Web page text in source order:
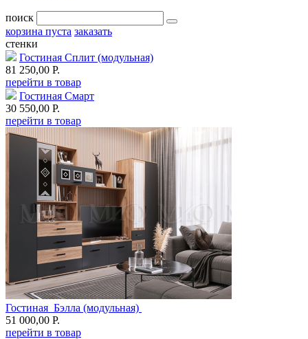
поиск
корзина пуста заказать
стенки
Гостиная Сплит (модульная)
81 250,00 Р.
перейти в товар
Гостиная Смарт
30 550,00 Р.
перейти в товар
Гостиная Бэлла (модульная)
51 000,00 Р.
перейти в товар